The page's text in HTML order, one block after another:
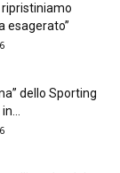
ripristiniamo
esagerato”
dello Sporting